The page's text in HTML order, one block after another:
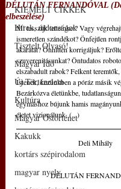
KIEMELT CIKKEK
Hírek, újdonságok
Tisztelt Olvasó!
Magyar Idő
Új Történelem
Kultúra
Magyar Őstörténet
Kakukk
kortárs szépirodalom
magyar nyelv
DÉLUTÁN FERNANDÓVAL
elbeszélése)
Mi tesszük tetteinket? Vagy
ismeretlen szándékot? Önfejűen
akaratát? Önhitten korrigáljuk?
szuverenitásunkat? Öntudatos
elszabadult rabok? Felkent
Istenek, kezünkben a póráz másik
Bezárkózva életünkbe,
egymáshoz bújunk hamis
életet vizionálunk. (...)
Deli Mihály
DÉLUTÁN